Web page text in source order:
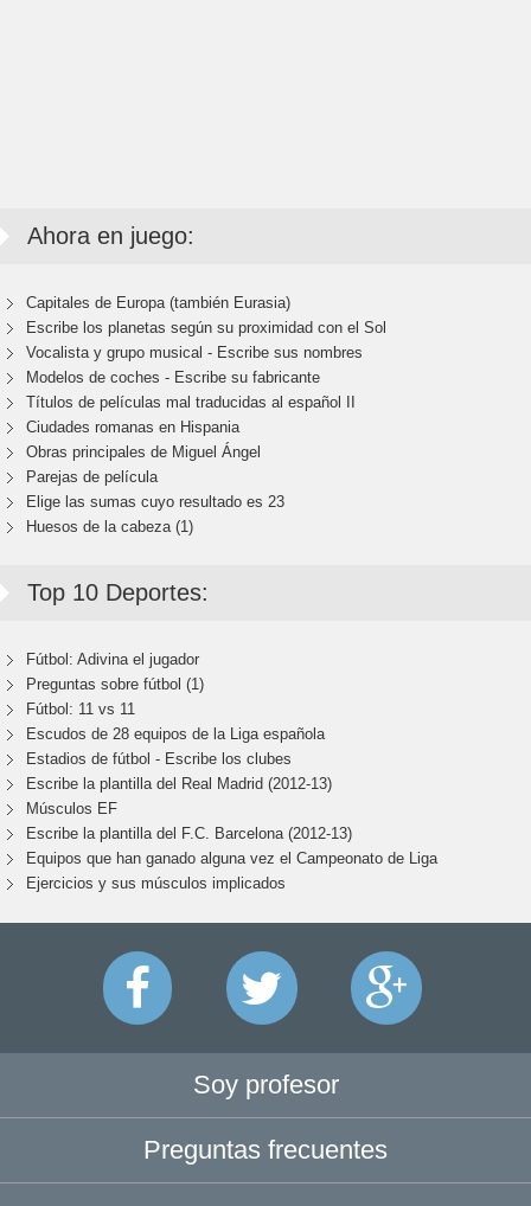
Ahora en juego:
Capitales de Europa (también Eurasia)
Escribe los planetas según su proximidad con el Sol
Vocalista y grupo musical - Escribe sus nombres
Modelos de coches - Escribe su fabricante
Títulos de películas mal traducidas al español II
Ciudades romanas en Hispania
Obras principales de Miguel Ángel
Parejas de película
Elige las sumas cuyo resultado es 23
Huesos de la cabeza (1)
Top 10 Deportes:
Fútbol: Adivina el jugador
Preguntas sobre fútbol (1)
Fútbol: 11 vs 11
Escudos de 28 equipos de la Liga española
Estadios de fútbol - Escribe los clubes
Escribe la plantilla del Real Madrid (2012-13)
Músculos EF
Escribe la plantilla del F.C. Barcelona (2012-13)
Equipos que han ganado alguna vez el Campeonato de Liga
Ejercicios y sus músculos implicados
Soy profesor
Preguntas frecuentes